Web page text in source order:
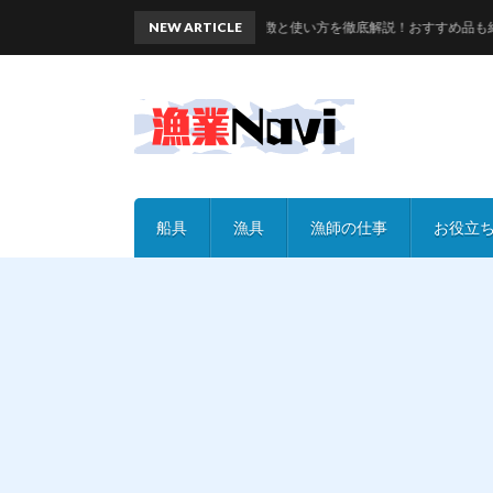
船具 漁具 漁師の仕事 お役立
NEW ARTICLE
ガラス玉編｜漁具の特徴と使い方を徹底解説！おすすめ品も紹介